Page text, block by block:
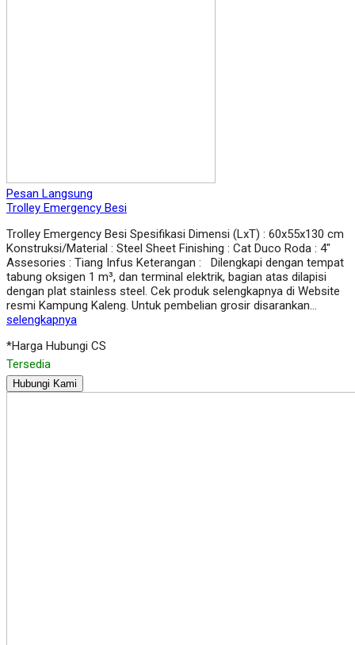
Pesan Langsung
Trolley Emergency Besi
Trolley Emergency Besi Spesifikasi Dimensi (LxT) : 60x55x130 cm
Konstruksi/Material : Steel Sheet Finishing : Cat Duco Roda : 4″
Assesories : Tiang Infus Keterangan : Dilengkapi dengan tempat
tabung oksigen 1 m³, dan terminal elektrik, bagian atas dilapisi
dengan plat stainless steel. Cek produk selengkapnya di Website
resmi Kampung Kaleng. Untuk pembelian grosir disarankan…
selengkapnya
*Harga Hubungi CS
Tersedia
Hubungi Kami